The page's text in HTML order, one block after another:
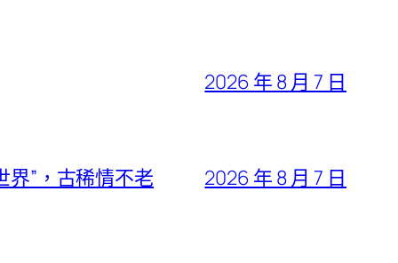
2026 年 8 月 7 日
界”，古稀情不老 2026 年 8 月 7 日